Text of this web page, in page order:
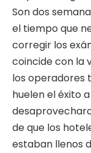
Son dos
el tiempo que
corregir los
coincide con la
los operadores
huelen el éxito
de que los
estaban llenos